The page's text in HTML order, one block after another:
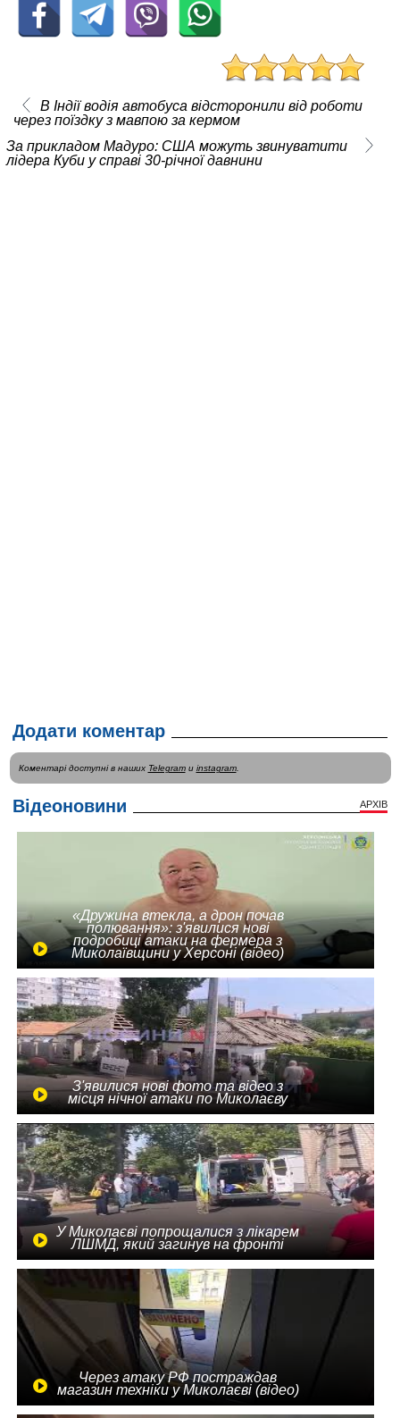
В Індії водія автобуса відсторонили від роботи
через поїздку з мавпою за кермом
За прикладом Мадуро: США можуть звинуватити
лідера Куби у справі 30-річної давнини
Додати коментар
Коментарі доступні в наших Telegramи instagram.
Відеоновини АРХІВ
«Дружина втекла, а дрон почав
полювання»: з'явилися нові
подробиці атаки на фермера з
Миколаївщини у Херсоні (відео)
З'явилися нові фото та відео з
місця нічної атаки по Миколаєву
У Миколаєві попрощалися з лікарем
ЛШМД, який загинув на фронті
Через атаку РФ постраждав
магазин техніки у Миколаєві (відео)